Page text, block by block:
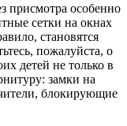
присмотра особенно
сетки на окнах
становятся
пожалуйста, о
детей не только в
замки на
блокирующие